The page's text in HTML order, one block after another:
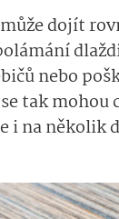
dojít
nebo
tak mohou
i na několik